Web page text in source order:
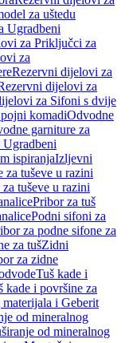
za uštedu
Ugradbeni
za Priključci za
za
Rezervni dijelovi za
dijelovi za
za Sifoni s dvije
komadiOdvodne
garniture za
ispiranjaIzljevni
za tuševe u razini
tuševe u razini
Pribor za tuš
Podni sifoni za
za podne sifone za
za tušZidni
za zidne
Tuš kade i
kade i površine za
i Geberit
od mineralnog
od mineralnog